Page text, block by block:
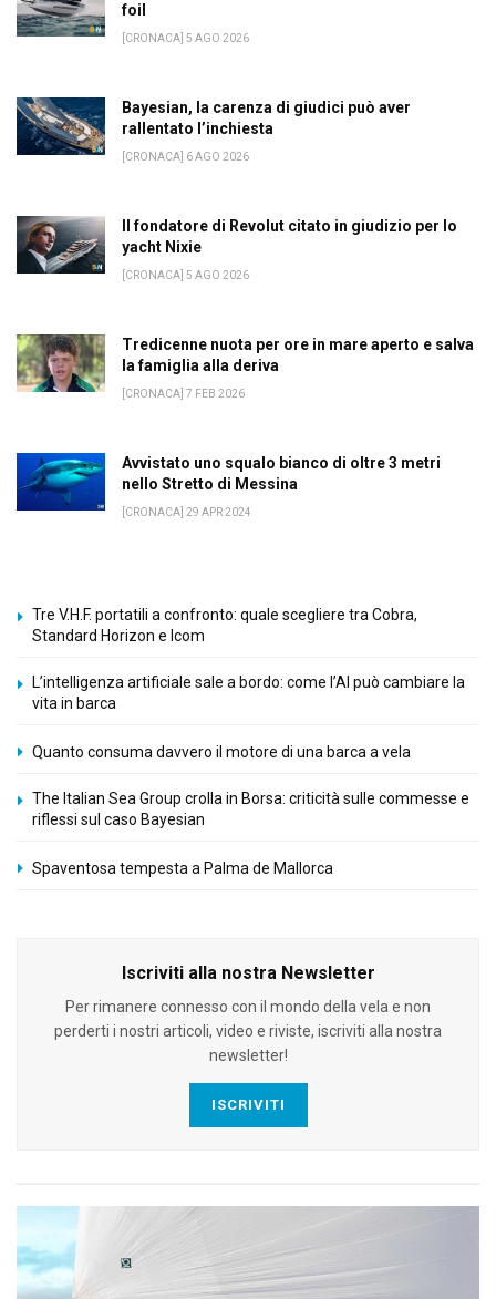
foil
[CRONACA] 5 AGO 2026
Bayesian, la carenza di giudici può aver
rallentato l’inchiesta
[CRONACA] 6 AGO 2026
Il fondatore di Revolut citato in giudizio per lo
yacht Nixie
[CRONACA] 5 AGO 2026
Tredicenne nuota per ore in mare aperto e salva
la famiglia alla deriva
[CRONACA] 7 FEB 2026
Avvistato uno squalo bianco di oltre 3 metri
nello Stretto di Messina
[CRONACA] 29 APR 2024
Tre V.H.F. portatili a confronto: quale scegliere tra Cobra,
Standard Horizon e Icom
L’intelligenza artificiale sale a bordo: come l’AI può cambiare la
vita in barca
Quanto consuma davvero il motore di una barca a vela
The Italian Sea Group crolla in Borsa: criticità sulle commesse e
riflessi sul caso Bayesian
Spaventosa tempesta a Palma de Mallorca
Iscriviti alla nostra Newsletter
Per rimanere connesso con il mondo della vela e non
perderti i nostri articoli, video e riviste, iscriviti alla nostra
newsletter!
ISCRIVITI